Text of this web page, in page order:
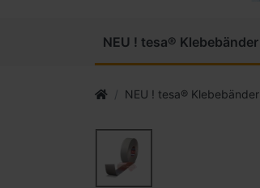
NEU ! tesa® Klebebänder
NEU ! tesa® Klebebänder